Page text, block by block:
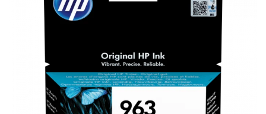
SSD-uri externe
Hard disk-uri externe
Card reader
Placi captura
Adaptoare PCI / PCIe
Camere IP
Accesorii retelistica